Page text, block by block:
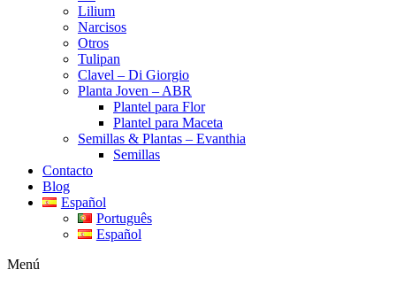
Lilium
Narcisos
Otros
Tulipan
Clavel – Di Giorgio
Planta Joven – ABR
Plantel para Flor
Plantel para Maceta
Semillas & Plantas – Evanthia
Semillas
Contacto
Blog
Español
Português
Español
Menú